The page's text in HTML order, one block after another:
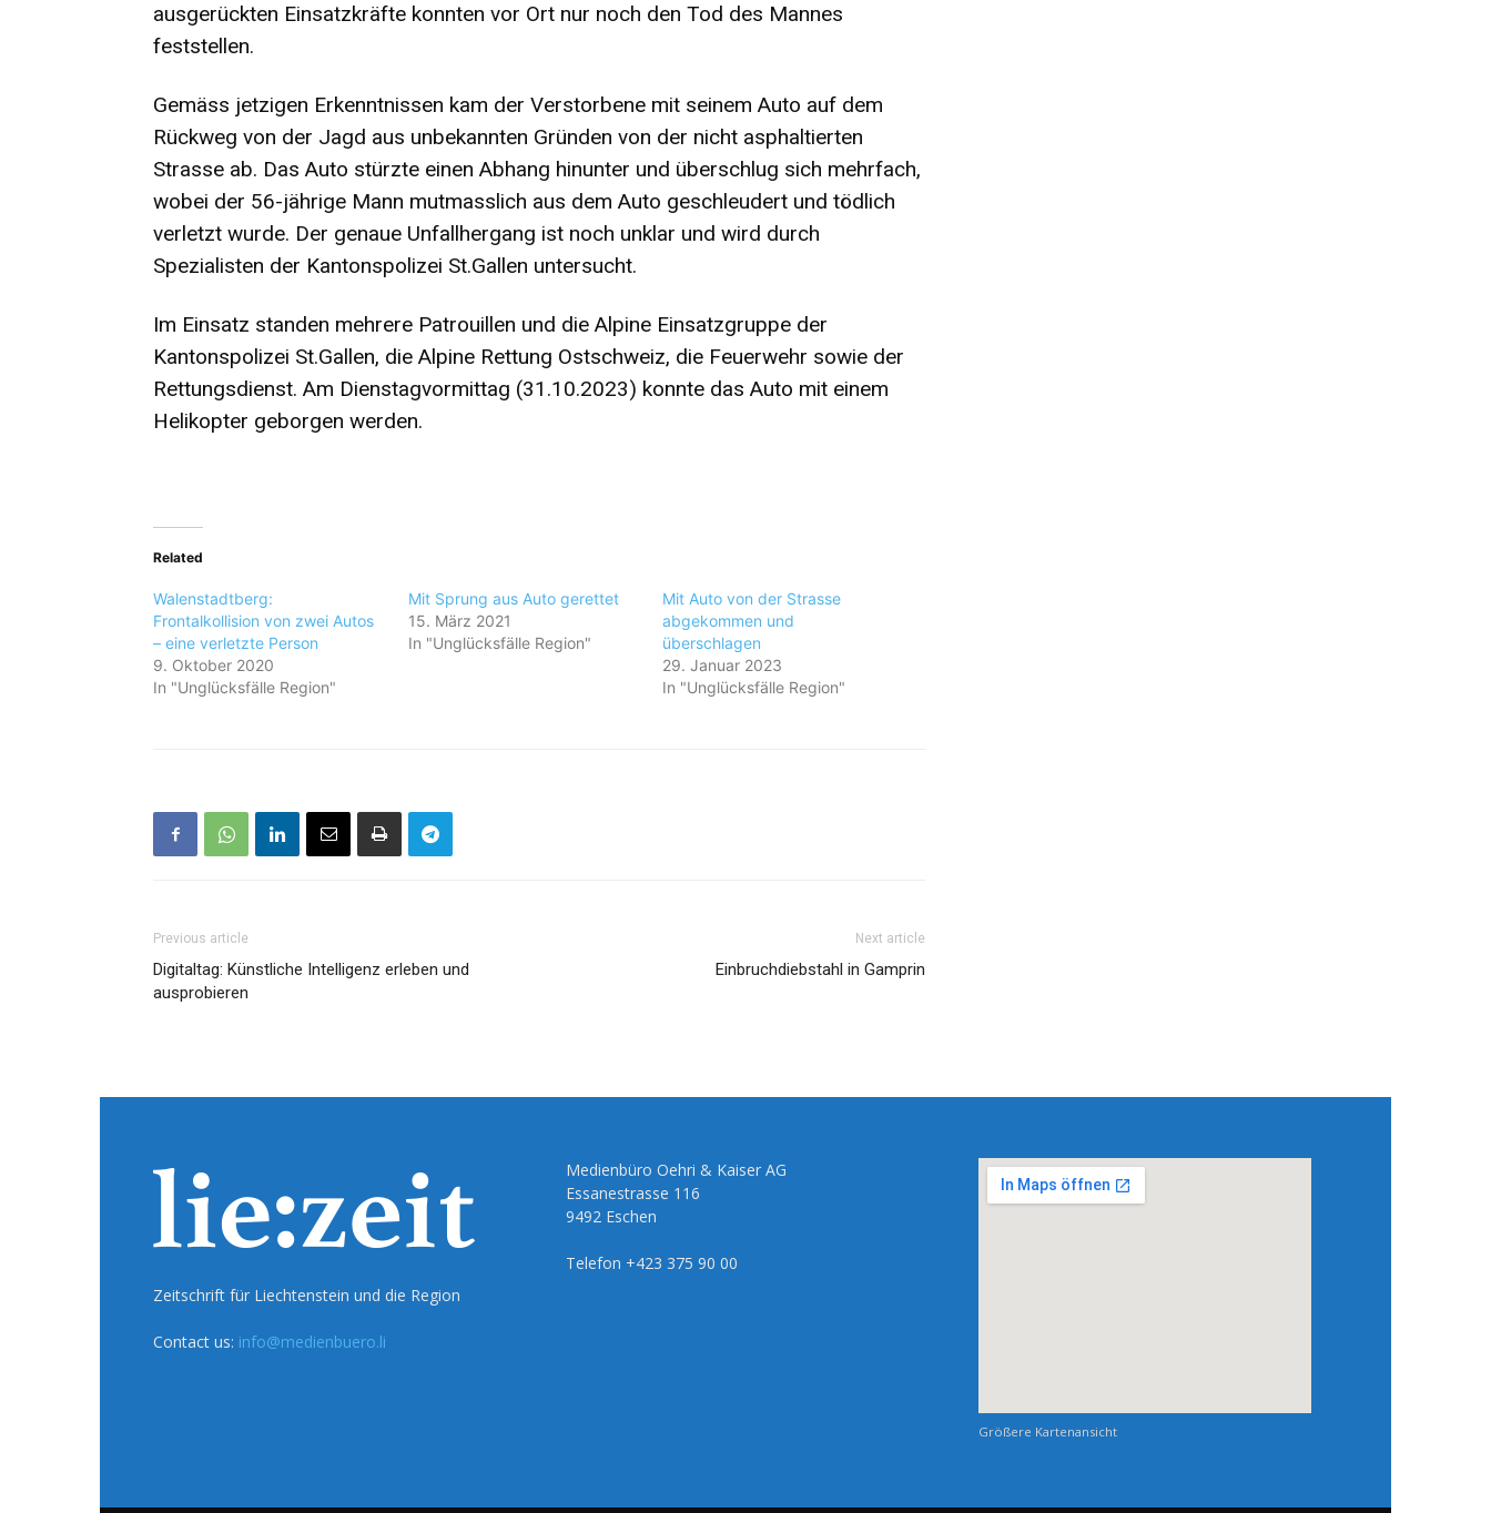
ausgerückten Einsatzkräfte konnten vor Ort nur noch den Tod des Mannes
feststellen.
Gemäss jetzigen Erkenntnissen kam der Verstorbene mit seinem Auto auf dem
Rückweg von der Jagd aus unbekannten Gründen von der nicht asphaltierten
Strasse ab. Das Auto stürzte einen Abhang hinunter und überschlug sich mehrfach,
wobei der 56-jährige Mann mutmasslich aus dem Auto geschleudert und tödlich
verletzt wurde. Der genaue Unfallhergang ist noch unklar und wird durch
Spezialisten der Kantonspolizei St.Gallen untersucht.
Im Einsatz standen mehrere Patrouillen und die Alpine Einsatzgruppe der
Kantonspolizei St.Gallen, die Alpine Rettung Ostschweiz, die Feuerwehr sowie der
Rettungsdienst. Am Dienstagvormittag (31.10.2023) konnte das Auto mit einem
Helikopter geborgen werden.
Related
Walenstadtberg:
Frontalkollision von zwei Autos
– eine verletzte Person
9. Oktober 2020
In "Unglücksfälle Region"
Mit Sprung aus Auto gerettet
15. März 2021
In "Unglücksfälle Region"
Mit Auto von der Strasse
abgekommen und
überschlagen
29. Januar 2023
In "Unglücksfälle Region"
Previous article
Digitaltag: Künstliche Intelligenz erleben und
ausprobieren
Next article
Einbruchdiebstahl in Gamprin
Zeitschrift für Liechtenstein und die Region
Contact us: info@medienbuero.li
Medienbüro Oehri & Kaiser AG
Essanestrasse 116
9492 Eschen
Telefon +423 375 90 00
Größere Kartenansicht